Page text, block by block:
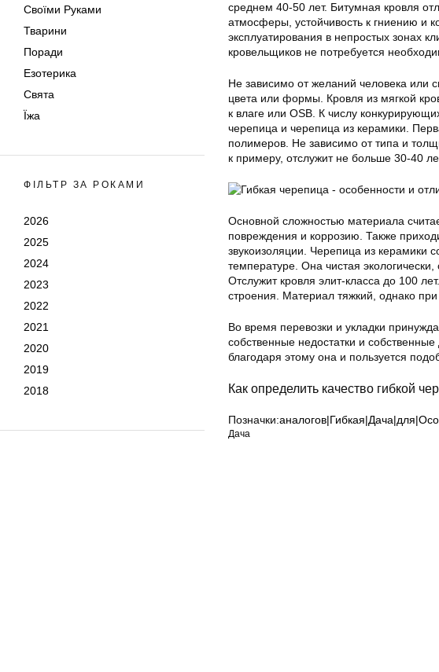
Своїми Руками
Тварини
Поради
Езотерика
Свята
Їжа
ФІЛЬТР ЗА РОКАМИ
2026
2025
2024
2023
2022
2021
2020
2019
2018
среднем 40-50 лет. Битумная кровля
атмосферы, устойчивость к гниению и
эксплуатирования в непростых зонах
кровельщиков не потребуется
Не зависимо от желаний человека или
цвета или формы. Кровля из мягкой
к влаге или OSB. К числу
черепица и черепица из керамики.
полимеров. Не зависимо от типа и
к примеру, отслужит не больше 30-40
Основной сложностью материала
повреждения и коррозию. Также
звукоизоляции. Черепица из керамики
температуре. Она чистая
Отслужит кровля элит-класса до 100
строения. Материал тяжкий, однако
Во время перевозки и укладки
собственные недостатки и
благодаря этому она и пользуется
Как определить качество гибкой
Позначки:
Дача